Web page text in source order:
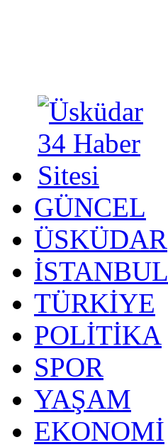
GÜNCEL
ÜSKÜDAR
İSTANBUL
TÜRKİYE
POLİTİKA
SPOR
YAŞAM
EKONOMİ